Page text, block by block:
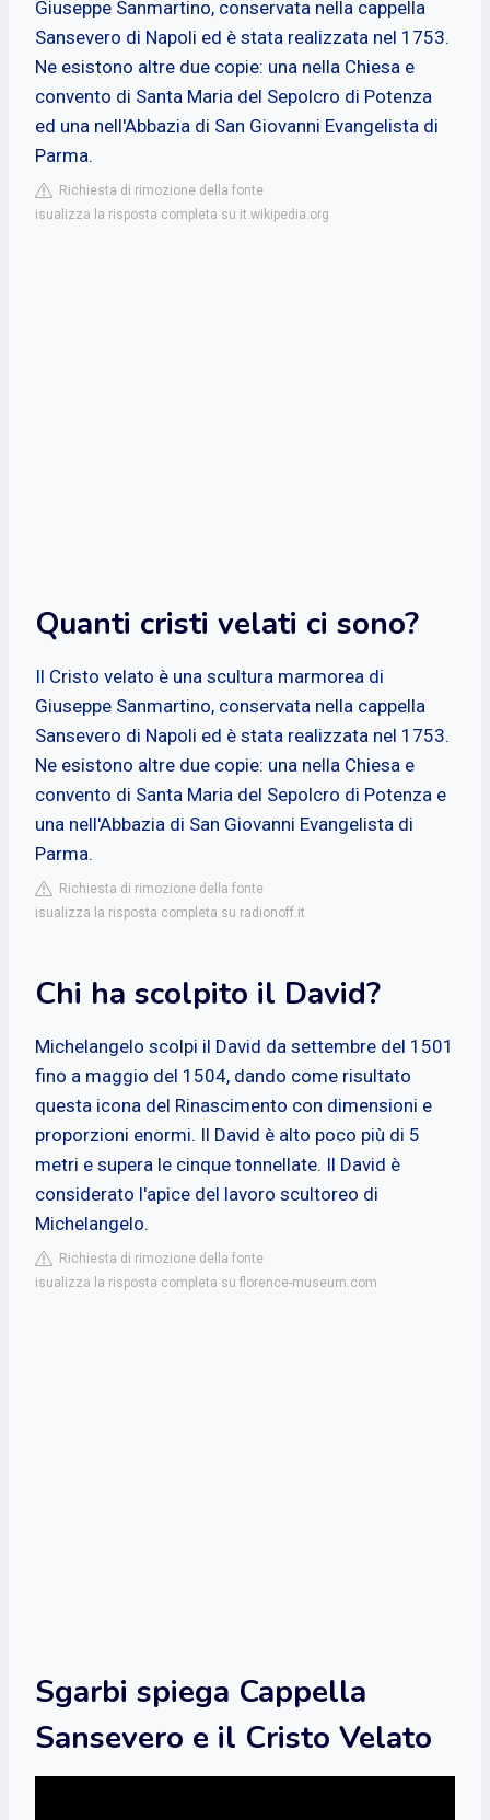
Giuseppe Sanmartino, conservata nella cappella
Sansevero di Napoli ed è stata realizzata nel 1753.
Ne esistono altre due copie: una nella Chiesa e
convento di Santa Maria del Sepolcro di Potenza
ed una nell'Abbazia di San Giovanni Evangelista di
Parma.
Richiesta di rimozione della fonte
isualizza la risposta completa su it.wikipedia.org
Quanti cristi velati ci sono?
Il Cristo velato è una scultura marmorea di
Giuseppe Sanmartino, conservata nella cappella
Sansevero di Napoli ed è stata realizzata nel 1753.
Ne esistono altre due copie: una nella Chiesa e
convento di Santa Maria del Sepolcro di Potenza e
una nell'Abbazia di San Giovanni Evangelista di
Parma.
Richiesta di rimozione della fonte
isualizza la risposta completa su radionoff.it
Chi ha scolpito il David?
Michelangelo scolpi il David da settembre del 1501
fino a maggio del 1504, dando come risultato
questa icona del Rinascimento con dimensioni e
proporzioni enormi. Il David è alto poco più di 5
metri e supera le cinque tonnellate. Il David è
considerato l'apice del lavoro scultoreo di
Michelangelo.
Richiesta di rimozione della fonte
isualizza la risposta completa su florence-museum.com
Sgarbi spiega Cappella
Sansevero e il Cristo Velato